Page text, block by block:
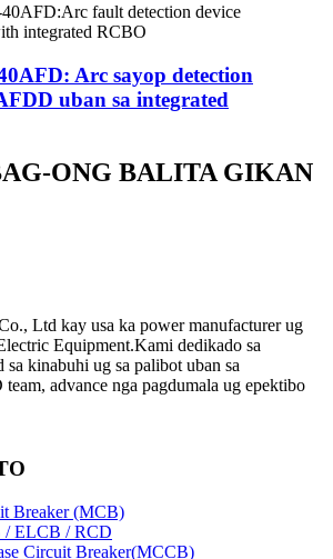
Arc sayop detection
uban sa integrated
ONG BALITA GIKAN
Ltd kay usa ka power manufacturer ug
Equipment.Kami dedikado sa
sa kinabuhi ug sa palibot uban sa
advance nga pagdumala ug epektibo
Breaker (MCB)
/ ELCB / RCD
Circuit Breaker(MCCB)